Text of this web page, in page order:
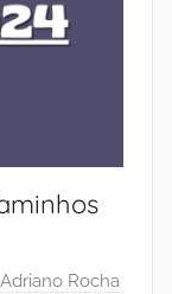
Adriano Rocha